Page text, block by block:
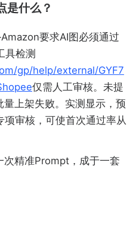
是什么？
要求AI图必须通过
具检测
gp/help/external/GYF7
仅需人工审核。未提
上架失败。实测显示，预
审核，可使首次通过率从
次精准Prompt，成于一套